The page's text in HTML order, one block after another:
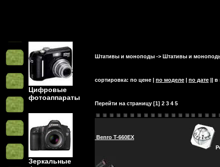
Цифровые
фотоаппараты
Зеркальные
Штативы и моноподы -> Штативы и
сортировка: по цене | по моделе | по дате || в
Перейти на страницу [1] 2 3 4 5
Benro T-660EX